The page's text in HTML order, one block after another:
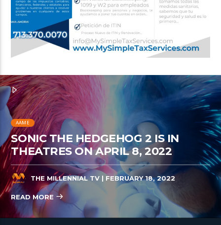
AAME
SONIC THE HEDGEHOG 2 IS IN
THEATRES ON APRIL 8, 2022
THE MILLENNIAL TV | FEBRUARY 18, 2022
READ MORE